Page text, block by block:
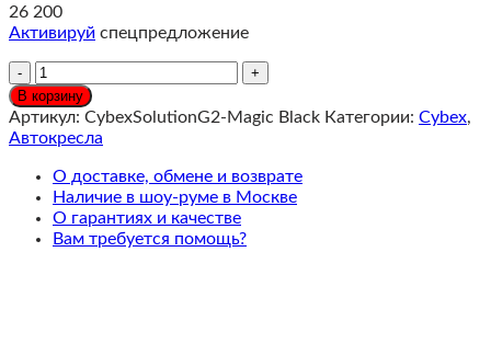
26 200
Активируй спецпредложение
Количество
Cybex
Solution
G2
Fix
Детское
автокресло
3-
В корзину
Артикул: CybexSolutionG2-Magic Black Категории: Cybex,
Автокресла
О доставке, обмене и возврате
Наличие в шоу-руме в Москве
О гарантиях и качестве
Вам требуется помощь?